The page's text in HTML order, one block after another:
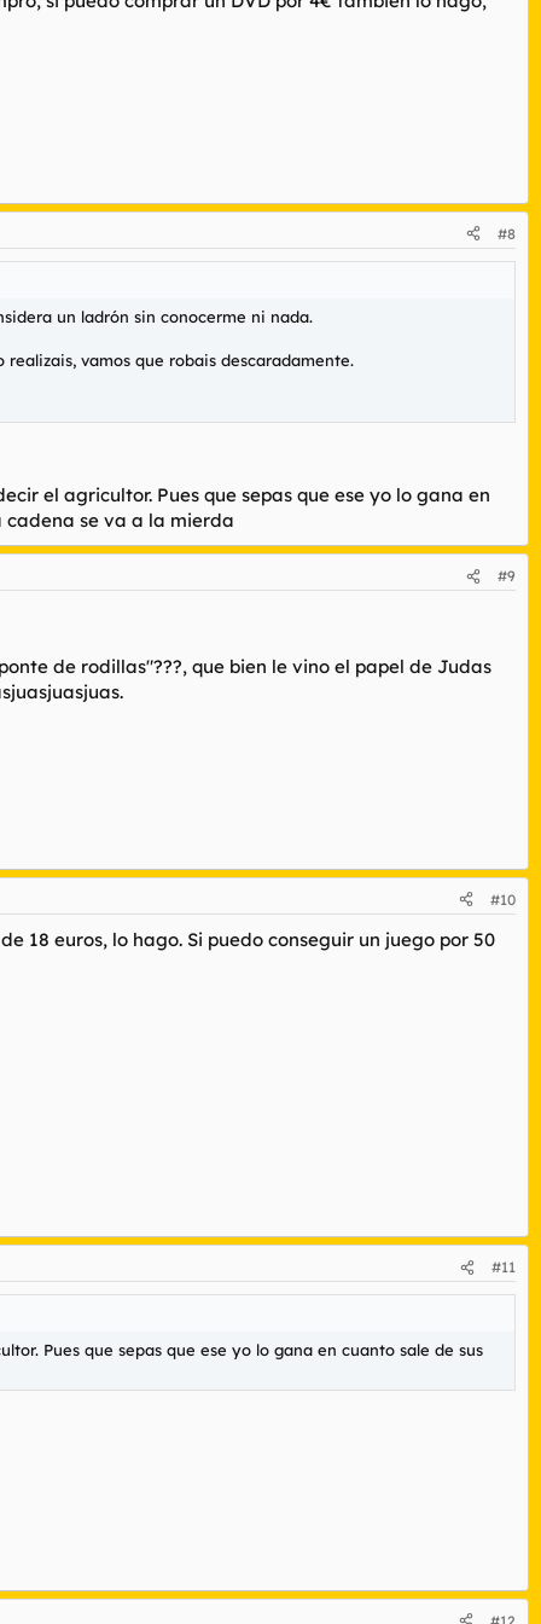
#8
un ladrón sin conocerme ni nada.
vamos que robais descaradamente.
el agricultor. Pues que sepas que ese yo lo gana en
cadena se va a la mierda
#9
de rodillas"???, que bien le vino el papel de Judas
#10
18 euros, lo hago. Si puedo conseguir un juego por 50
#11
Pues que sepas que ese yo lo gana en cuanto sale de sus
#12